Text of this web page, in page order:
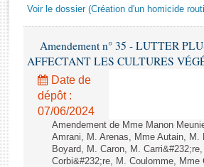
Dossiers législatifs
Budget et sécurité sociale
Questions écrites et orales
Comptes rendus des débats
Voir le dossier (Création d'un homicide
Amendement n° 35 - LUTTER
AFFECTANT LES CULTURES
Date de
dépôt :
07/06/2024
Amendement de Mme Manon
Amrani, M. Arenas, Mme Autain,
Boyard, M. Caron, M.
Corbi&#232;re, M. Coulomme,